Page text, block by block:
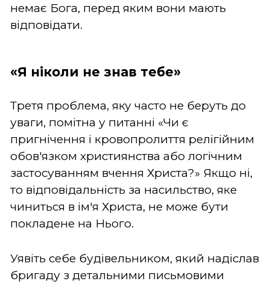
немає Бога, перед яким вони мають
відповідати.
«Я ніколи не знав тебе»
Третя проблема, яку часто не беруть до
уваги, помітна у питанні «Чи є
пригнічення і кровопролиття релігійним
обов'язком християнства або логічним
застосуванням вчення Христа?» Якщо ні,
то відповідальність за насильство, яке
чиниться в ім'я Христа, не може бути
покладене на Нього.
Уявіть себе будівельником, який надіслав
бригаду з детальними письмовими